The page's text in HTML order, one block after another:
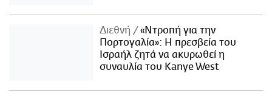
Διεθνή
«Ντροπή για την
Πορτογαλία»: Η πρεσβεία του
Ισραήλ ζητά να ακυρωθεί η
συναυλία του Kanye West